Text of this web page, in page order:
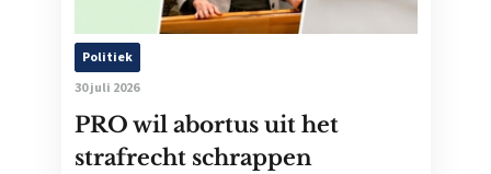
Politiek
30 juli 2026
PRO wil abortus uit het
strafrecht schrappen